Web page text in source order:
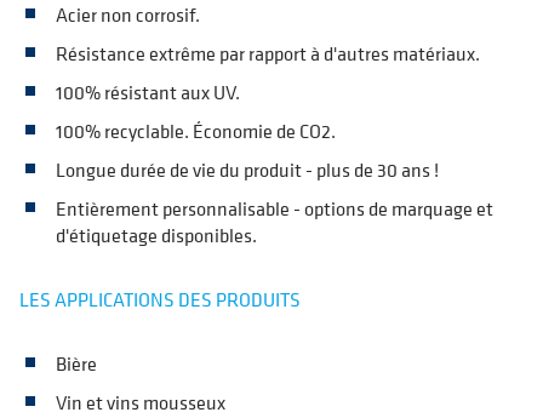
Acier non corrosif.
Résistance extrême par rapport à d'autres matériaux.
100% résistant aux UV.
100% recyclable. Économie de CO2.
Longue durée de vie du produit - plus de 30 ans !
Entièrement personnalisable - options de marquage et
d'étiquetage disponibles.
LES APPLICATIONS DES PRODUITS
Bière
Vin et vins mousseux